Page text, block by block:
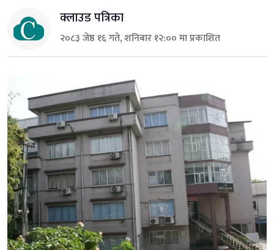
क्लाउड पत्रिका
२०८३ जेष्ठ १६ गते, शनिबार १२:०० मा प्रकाशित